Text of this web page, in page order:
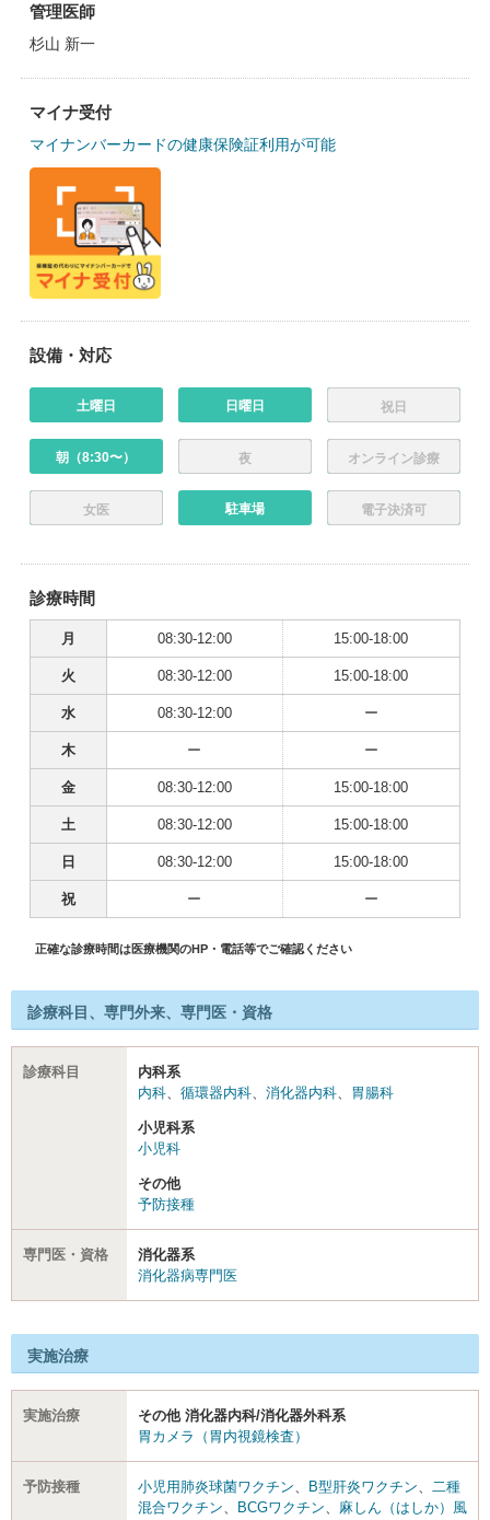
管理医師
杉山 新一
マイナ受付
マイナンバーカードの健康保険証利用が可能
設備・対応
土曜日 日曜日 祝日
朝（8:30〜） 夜 オンライン診療
女医 駐車場 電子決済可
診療時間
月 08:30-12:00 15:00-18:00
火 08:30-12:00 15:00-18:00
水 08:30-12:00 ー
木 ー ー
金 08:30-12:00 15:00-18:00
土 08:30-12:00 15:00-18:00
日 08:30-12:00 15:00-18:00
祝 ー ー
正確な診療時間は医療機関のHP・電話等でご確認ください
診療科目、専門外来、専門医・資格
診療科目
内科系
内科、 循環器内科、 消化器内科、 胃腸科
小児科系
小児科
その他
予防接種
専門医・資格
消化器系
消化器病専門医
実施治療
実施治療
その他 消化器内科/消化器外科系
胃カメラ（胃内視鏡検査）
予防接種 小児用肺炎球菌ワクチン、 B型肝炎ワクチン、 二種
混合ワクチン、 BCGワクチン、 麻しん（はしか）風